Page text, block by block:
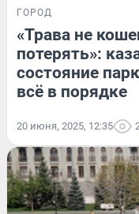
ГОРОД
«Трава не
потерять»:
состояние
всё в порядке
20 июня, 2025, 12:35